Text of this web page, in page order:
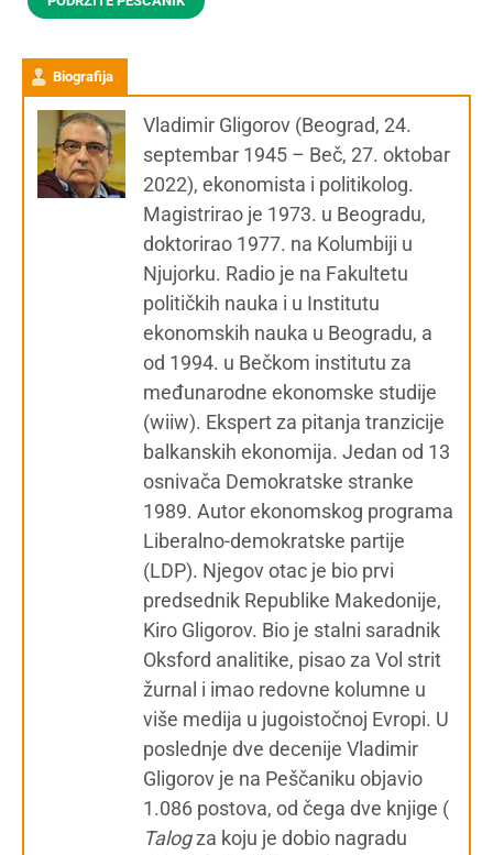
Biografija
Vladimir Gligorov (Beograd, 24.
septembar 1945 – Beč, 27. oktobar
2022), ekonomista i politikolog.
Magistrirao je 1973. u Beogradu,
doktorirao 1977. na Kolumbiji u
Njujorku. Radio je na Fakultetu
političkih nauka i u Institutu
ekonomskih nauka u Beogradu, a
od 1994. u Bečkom institutu za
međunarodne ekonomske studije
(wiiw). Ekspert za pitanja tranzicije
balkanskih ekonomija. Jedan od 13
osnivača Demokratske stranke
1989. Autor ekonomskog programa
Liberalno-demokratske partije
(LDP). Njegov otac je bio prvi
predsednik Republike Makedonije,
Kiro Gligorov. Bio je stalni saradnik
Oksford analitike, pisao za Vol strit
žurnal i imao redovne kolumne u
više medija u jugoistočnoj Evropi. U
poslednje dve decenije Vladimir
Gligorov je na Peščaniku objavio
1.086 postova, od čega dve knjige (
Talogza koju je dobio nagradu